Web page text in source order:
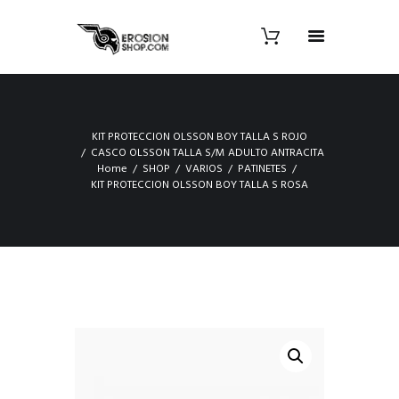
KIT PROTECCION OLSSON BOY TALLA S ROJO
CASCO OLSSON TALLA S/M ADULTO ANTRACITA
Home
SHOP VARIOS
PATINETES
KIT PROTECCION OLSSON BOY TALLA S ROSA